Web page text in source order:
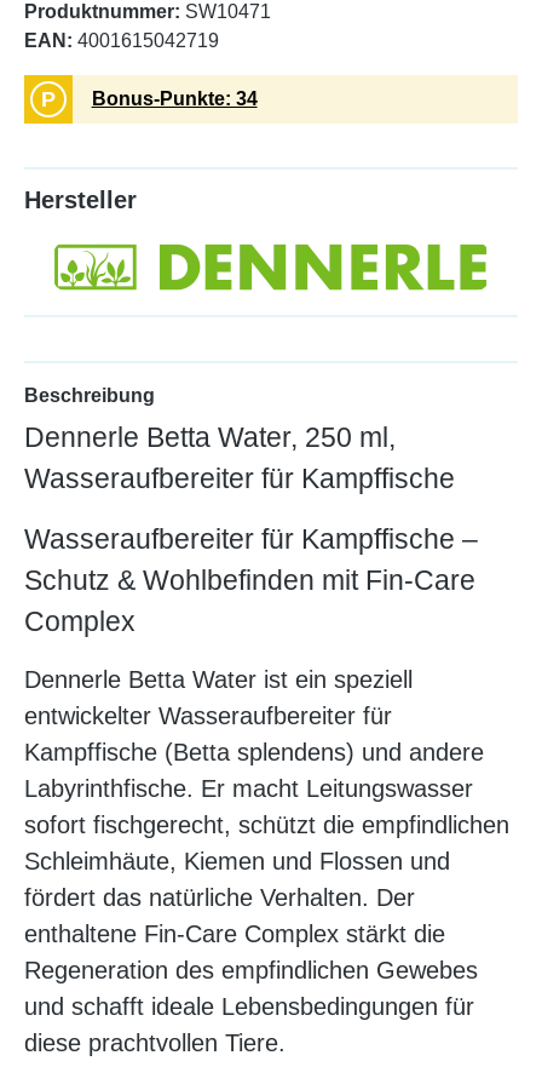
Produktnummer: SW10471
EAN: 4001615042719
P Bonus-Punkte: 34
Hersteller
Beschreibung
Dennerle Betta Water, 250 ml,
Wasseraufbereiter für Kampffische
Wasseraufbereiter für Kampffische –
Schutz & Wohlbefinden mit Fin-Care
Complex
Dennerle Betta Water ist ein speziell
entwickelter Wasseraufbereiter für
Kampffische (Betta splendens) und andere
Labyrinthfische. Er macht Leitungswasser
sofort fischgerecht, schützt die empfindlichen
Schleimhäute, Kiemen und Flossen und
fördert das natürliche Verhalten. Der
enthaltene Fin-Care Complex stärkt die
Regeneration des empfindlichen Gewebes
und schafft ideale Lebensbedingungen für
diese prachtvollen Tiere.